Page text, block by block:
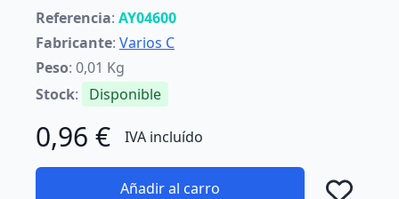
Referencia: AY04600
Fabricante: Varios C
Peso: 0,01 Kg
Stock: Disponible
0,96 € IVA incluído
Añadir al carro